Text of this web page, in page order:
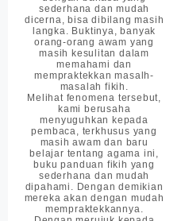
sederhana dan mudah
dicerna, bisa dibilang masih
langka. Buktinya, banyak
orang-orang awam yang
masih kesulitan dalam
memahami dan
mempraktekkan masalh-
masalah fikih.
Melihat fenomena tersebut,
kami berusaha
menyuguhkan kepada
pembaca, terkhusus yang
masih awam dan baru
belajar tentang agama ini,
buku panduan fikih yang
sederhana dan mudah
dipahami. Dengan demikian
mereka akan dengan mudah
mempraktekkannya.